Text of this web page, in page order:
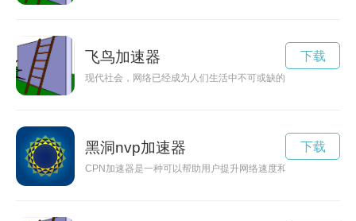
飞鸟加速器
现代社会，网络已经成为人们生活中不可或缺的一部分。为了
下载
黑洞nvp加速器
CPN加速器是一种可以帮助用户提升网络速度和稳定性的工具
下载